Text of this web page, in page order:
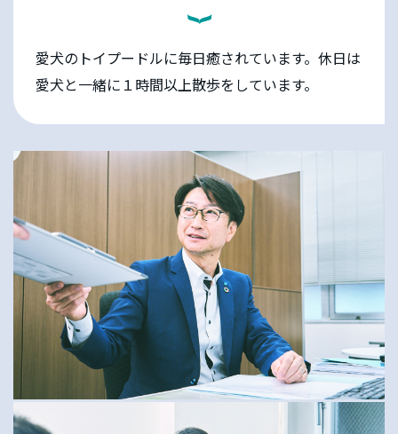
愛犬のトイプードルに毎日癒されています。休日は
愛犬と一緒に１時間以上散歩をしています。